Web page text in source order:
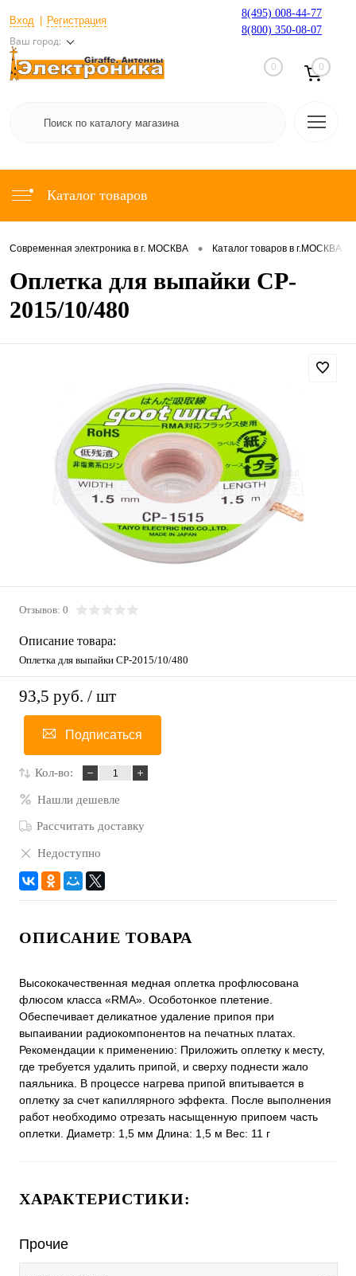
Вход Регистрация
Ваш город:
8(495) 008-44-77
8(800) 350-08-07
0 0
Каталог товаров
Современная электроника в г. МОСКВА • Каталог товаров в г.МОСКВА
Оплетка для выпайки CP-
2015/10/480
Отзывов: 0
Описание товара:
Оплетка для выпайки CP-2015/10/480
93,5 руб. / шт
Подписаться
Кол-во:
Нашли дешевле
Рассчитать доставку
Недоступно
ОПИСАНИЕ ТОВАРА
Высококачественная медная оплетка профлюсована
флюсом класса «RMA». Особотонкое плетение.
Обеспечивает деликатное удаление припоя при
выпаивании радиокомпонентов на печатных платах.
Рекомендации к применению: Приложить оплетку к месту,
где требуется удалить припой, и сверху поднести жало
паяльника. В процессе нагрева припой впитывается в
оплетку за счет капиллярного эффекта. После выполнения
работ необходимо отрезать насыщенную припоем часть
оплетки. Диаметр: 1,5 мм Длина: 1,5 м Вес: 11 г
ХАРАКТЕРИСТИКИ:
Прочие